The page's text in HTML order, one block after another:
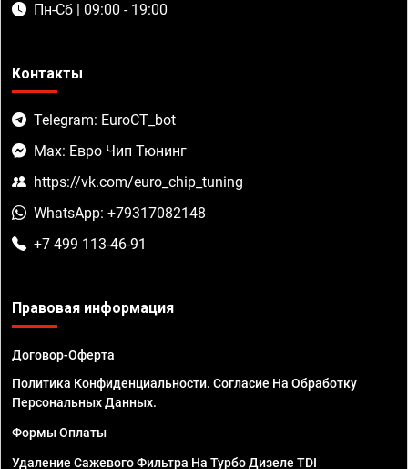
Пн-Сб | 09:00 - 19:00
Контакты
Telegram: EuroCT_bot
Max: Евро Чип Тюнинг
https://vk.com/euro_chip_tuning
WhatsApp: +79317082148
+7 499 113-46-91
Правовая информация
Договор-Оферта
Политика Конфиденциальности. Согласие На Обработку
Персональных Данных.
Формы Оплаты
Удаление Сажевого Фильтра На Турбо Дизеле TDI